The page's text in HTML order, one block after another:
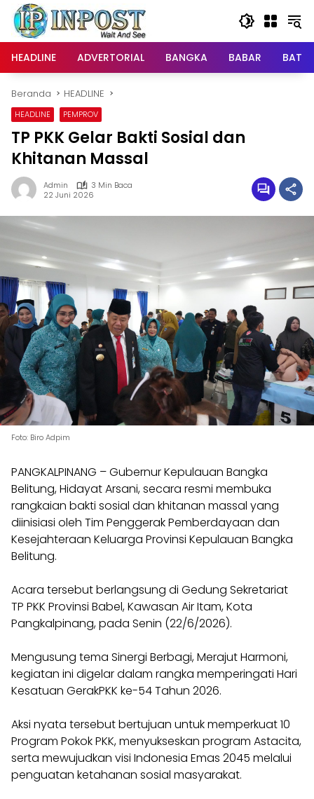
Langsung
konten
HEADLINE
ADVERTORIAL BANGKA BABAR
Beranda HEADLINE
HEADLINE PEMPROV
TP PKK Gelar Bakti Sosial dan
Khitanan Massal
Admin
3 Min Baca
22 Juni 2026
Foto: Biro Adpim
​PANGKALPINANG – Gubernur Kepulauan Bangka
Belitung, Hidayat Arsani, secara resmi membuka
rangkaian bakti sosial dan khitanan massal yang
diinisiasi oleh Tim Penggerak Pemberdayaan dan
Kesejahteraan Keluarga Provinsi Kepulauan Bangka
Belitung.
Acara tersebut berlangsung di Gedung Sekretariat
TP PKK Provinsi Babel, Kawasan Air Itam, Kota
Pangkalpinang, pada Senin (22/6/2026).
​Mengusung tema Sinergi Berbagi, Merajut Harmoni,
kegiatan ini digelar dalam rangka memperingati Hari
Kesatuan GerakPKK ke-54 Tahun 2026.
Aksi nyata tersebut bertujuan untuk memperkuat 10
Program Pokok PKK, menyukseskan program Astacita,
serta mewujudkan visi Indonesia Emas 2045 melalui
penguatan ketahanan sosial masyarakat.